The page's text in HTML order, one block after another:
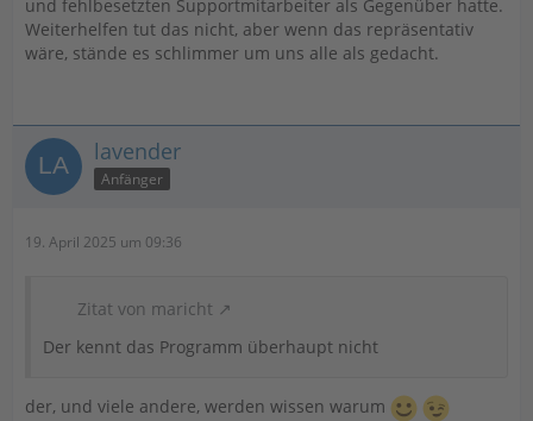
und fehlbesetzten Supportmitarbeiter als Gegenüber hatte.
Weiterhelfen tut das nicht, aber wenn das repräsentativ
wäre, stände es schlimmer um uns alle als gedacht.
lavender
Anfänger
19. April 2025 um 09:36
Zitat von maricht
Der kennt das Programm überhaupt nicht
der, und viele andere, werden wissen warum